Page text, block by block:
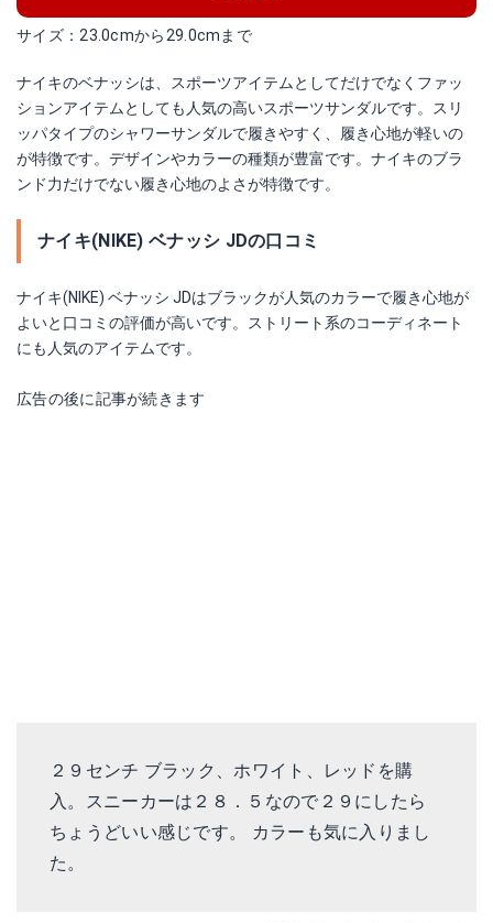
サイズ：23.0cmから29.0cmまで
ナイキのベナッシは、スポーツアイテムとしてだけでなくファッ
ションアイテムとしても人気の高いスポーツサンダルです。スリ
ッパタイプのシャワーサンダルで履きやすく、履き心地が軽いの
が特徴です。デザインやカラーの種類が豊富です。ナイキのブラ
ンド力だけでない履き心地のよさが特徴です。
ナイキ(NIKE) ベナッシ JDの口コミ
ナイキ(NIKE) ベナッシ JDはブラックが人気のカラーで履き心地が
よいと口コミの評価が高いです。ストリート系のコーディネート
にも人気のアイテムです。
広告の後に記事が続きます
２９センチ ブラック、ホワイト、レッドを購
入。スニーカーは２８．５なので２９にしたら
ちょうどいい感じです。 カラーも気に入りまし
た。